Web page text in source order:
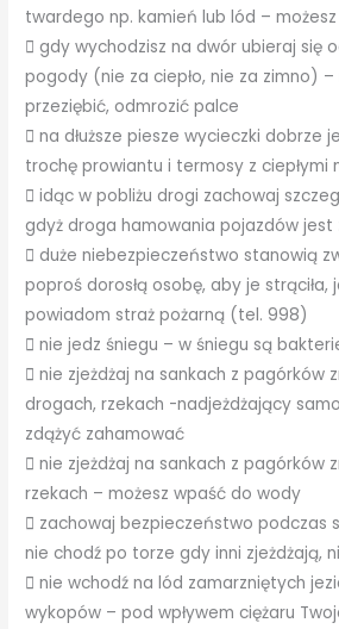
twardego np. kamień lub lód –
 gdy wychodzisz na dwór ubieraj się
pogody (nie za ciepło, nie za zimno) –
przeziębić, odmrozić palce
 na dłuższe piesze wycieczki dobrze
trochę prowiantu i termosy z ciepłymi
 idąc w pobliżu drogi zachowaj
gdyż droga hamowania pojazdów jest
 duże niebezpieczeństwo stanowią
poproś dorosłą osobę, aby je strąciła,
powiadom straż pożarną (tel. 998)
 nie jedz śniegu – w śniegu są
 nie zjeżdżaj na sankach z pagórków
drogach, rzekach -nadjeżdżający
zdążyć zahamować
 nie zjeżdżaj na sankach z pagórków
rzekach – możesz wpaść do wody
 zachowaj bezpieczeństwo podczas
nie chodź po torze gdy inni zjeżdżają,
 nie wchodź na lód zamarzniętych
wykopów – pod wpływem ciężaru